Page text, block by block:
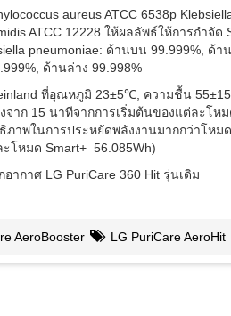
aureus ATCC 6538p
ATCC 12228 ให้ผลลัพธ์ให้การกำจัด
pneumoniae: ด้านบน 99.999%, ด้า
ด้านล่าง 99.998%
ที่อุณหภูมิ 23±5℃, ความชื้น
จาก 15 นาทีจากการเริ่มต้นของแต่ละโห
าพในการประหยัดพลังงานมากกว่าโหม
โหมด Smart+ 56.085Wh)
อากาศ LG PuriCare 360 Hit รุ่นเดิม
AeroBooster LG PuriCare AeroHit